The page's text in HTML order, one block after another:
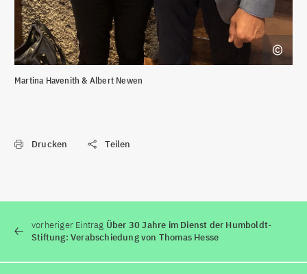
Martina Havenith & Albert Newen
Drucken Teilen
vorheriger Eintrag Über 30 Jahre im Dienst der Humboldt-
Stiftung: Verabschiedung von Thomas Hesse